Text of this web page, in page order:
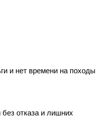
и нет времени на походы
отказа и лишних